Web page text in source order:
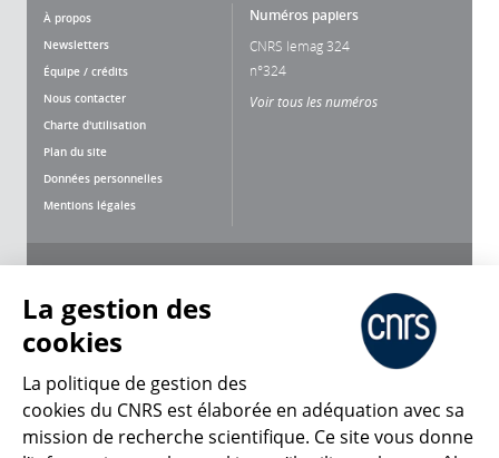
À propos
Newsletters
Équipe / crédits
Nous contacter
Charte d'utilisation
Plan du site
Données personnelles
Mentions légales
Numéros papiers
CNRS lemag 324
n°324
Voir tous les numéros
CNRS Le Mag
La gestion des
cookies
La politique de gestion des
cookies du CNRS est élaborée en adéquation avec sa
mission de recherche scientifique. Ce site vous donne